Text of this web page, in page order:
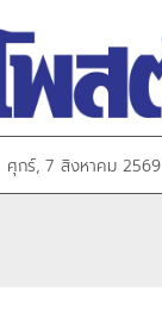
ศุกร์, 7 สิงหาคม 2569